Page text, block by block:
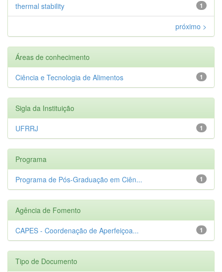
1
thermal stability
próximo >
Áreas de conhecimento
1
Ciência e Tecnologia de Alimentos
Sigla da Instituição
1
UFRRJ
Programa
1
Programa de Pós-Graduação em Ciên...
Agência de Fomento
1
CAPES - Coordenação de Aperfeiçoa...
Tipo de Documento